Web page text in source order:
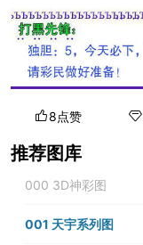
8点赞
推荐图库
000 3D神彩图
001 天宇系列图